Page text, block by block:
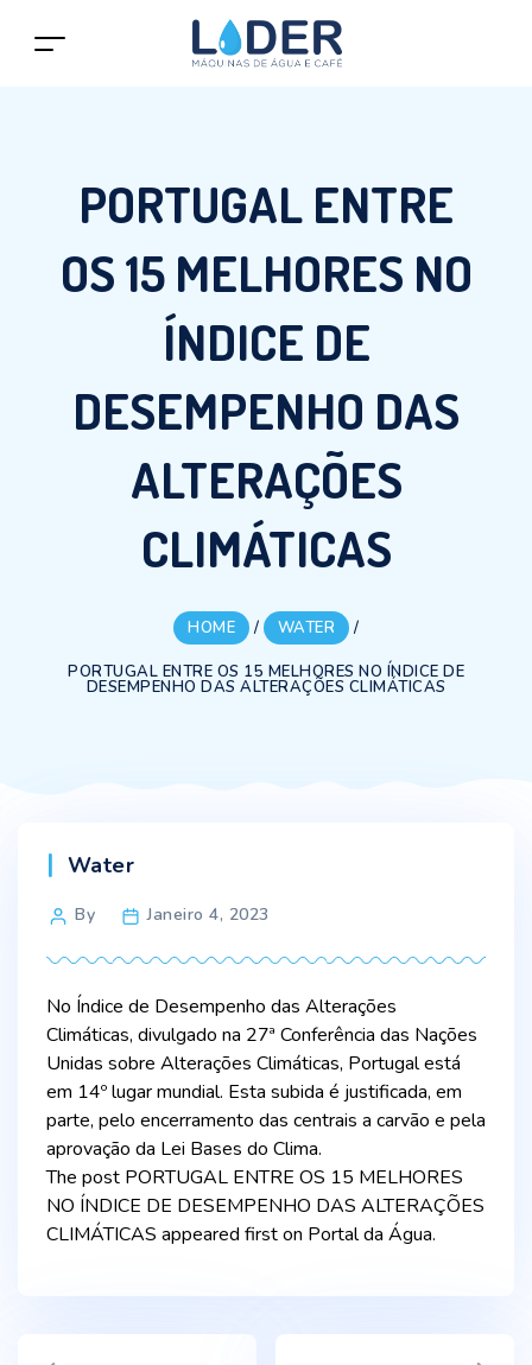
PORTUGAL ENTRE
OS 15 MELHORES NO
ÍNDICE DE
DESEMPENHO DAS
ALTERAÇÕES
CLIMÁTICAS
HOME / WATER /
PORTUGAL ENTRE OS 15 MELHORES NO ÍNDICE DE
DESEMPENHO DAS ALTERAÇÕES CLIMÁTICAS
Categories
Water
PostBy Janeiro 4, 2023
No Índice de Desempenho das Alterações
Climáticas, divulgado na 27ª Conferência das Nações
Unidas sobre Alterações Climáticas, Portugal está
em 14º lugar mundial. Esta subida é justificada, em
parte, pelo encerramento das centrais a carvão e pela
aprovação da Lei Bases do Clima.
The post PORTUGAL ENTRE OS 15 MELHORES
NO ÍNDICE DE DESEMPENHO DAS ALTERAÇÕES
CLIMÁTICAS appeared first on Portal da Água.